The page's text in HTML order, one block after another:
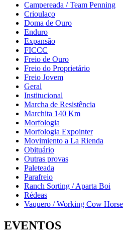
Campereada / Team Penning
Crioulaço
Doma de Ouro
Enduro
Expansão
FICCC
Freio de Ouro
Freio do Proprietário
Freio Jovem
Geral
Institucional
Marcha de Resistência
Marchita 140 Km
Morfologia
Morfologia Expointer
Movimiento a La Rienda
Obituário
Outras provas
Paleteada
Parafreio
Ranch Sorting / Aparta Boi
Rédeas
Vaquero / Working Cow Horse
EVENTOS